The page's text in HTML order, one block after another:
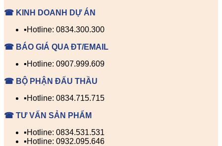
☎ KINH DOANH DỰ ÁN
▪️Hotline: 0834.300.300
☎ BÁO GIÁ QUA ĐT/EMAIL
▪️Hotline: 0907.999.609
☎ BỘ PHẬN ĐẤU THẦU
▪️Hotline: 0834.715.715
☎ TƯ VẤN SẢN PHẨM
▪️Hotline: 0834.531.531
▪️Hotline: 0932.095.646